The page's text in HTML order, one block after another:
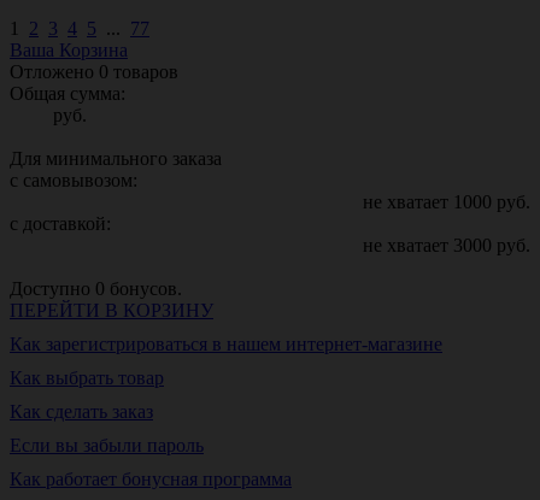
1 2 3 4 5 ... 77
Ваша Корзина
Отложено 0 товаров
Общая сумма:
руб.
Для минимального заказа
с самовывозом:
не хватает 1000 руб.
с доставкой:
не хватает 3000 руб.
Доступно 0 бонусов.
ПЕРЕЙТИ В КОРЗИНУ
Как зарегистрироваться в нашем интернет-магазине
Как выбрать товар
Как сделать заказ
Если вы забыли пароль
Как работает бонусная программа